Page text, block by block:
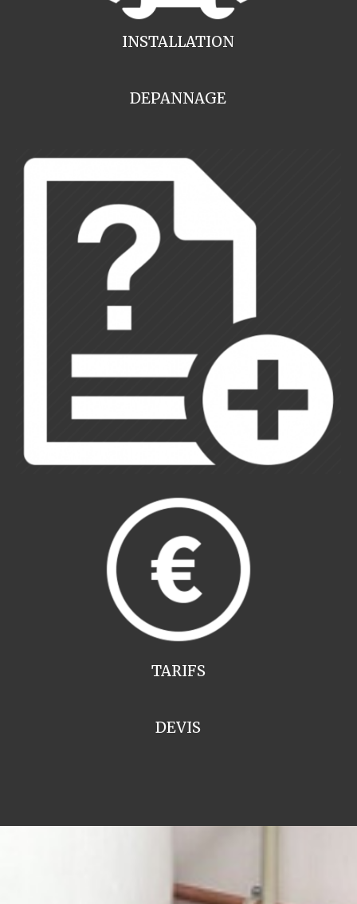
INSTALLATION
DEPANNAGE
TARIFS
DEVIS